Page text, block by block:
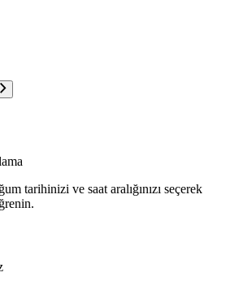
tarihinizi ve saat aralığınızı seçerek